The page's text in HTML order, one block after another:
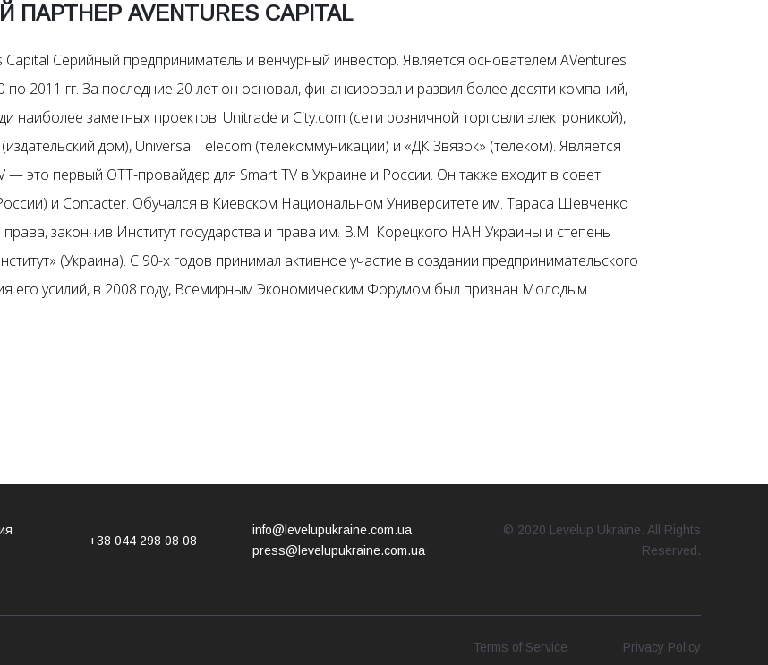
AVENTURES CAPITAL
Серийный предприниматель и венчурный инвестор. Является основателем AVentures
2011 гг. За последние 20 лет он основал, финансировал и развил более десяти компаний,
заметных проектов: Unitrade и City.com (сети розничной торговли электроникой),
дом), Universal Telecom (телекоммуникации) и «ДК Звязок» (телеком). Является
это первый ОТТ-провайдер для Smart TV в Украине и России. Он также входит в совет
и Contacter. Обучался в Киевском Национальном Университете им. Тараса Шевченко
закончив Институт государства и права им. В.М. Корецкого НАН Украины и степень
(Украина). С 90-х годов принимал активное участие в создании предпринимательского
его усилий, в 2008 году, Всемирным Экономическим Форумом был признан Молодым
+38 044 298 08 08
info@levelupukraine.com.ua
press@levelupukraine.com.ua
© 2020 Levelup Ukraine. All Rights
Reserved.
Terms of Service Privacy Policy